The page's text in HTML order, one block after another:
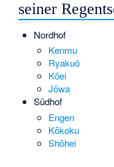
seiner
Nordhof
Kenmu
Ryakuō
Kōei
Jōwa
Südhof
Engen
Kōkoku
Shōhei